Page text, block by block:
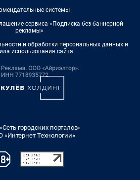
системы
сервиса «Подписка без баннерной
рекламы»
и обработки персональных данных и
использования сайта
городских порталов»
Технологии»